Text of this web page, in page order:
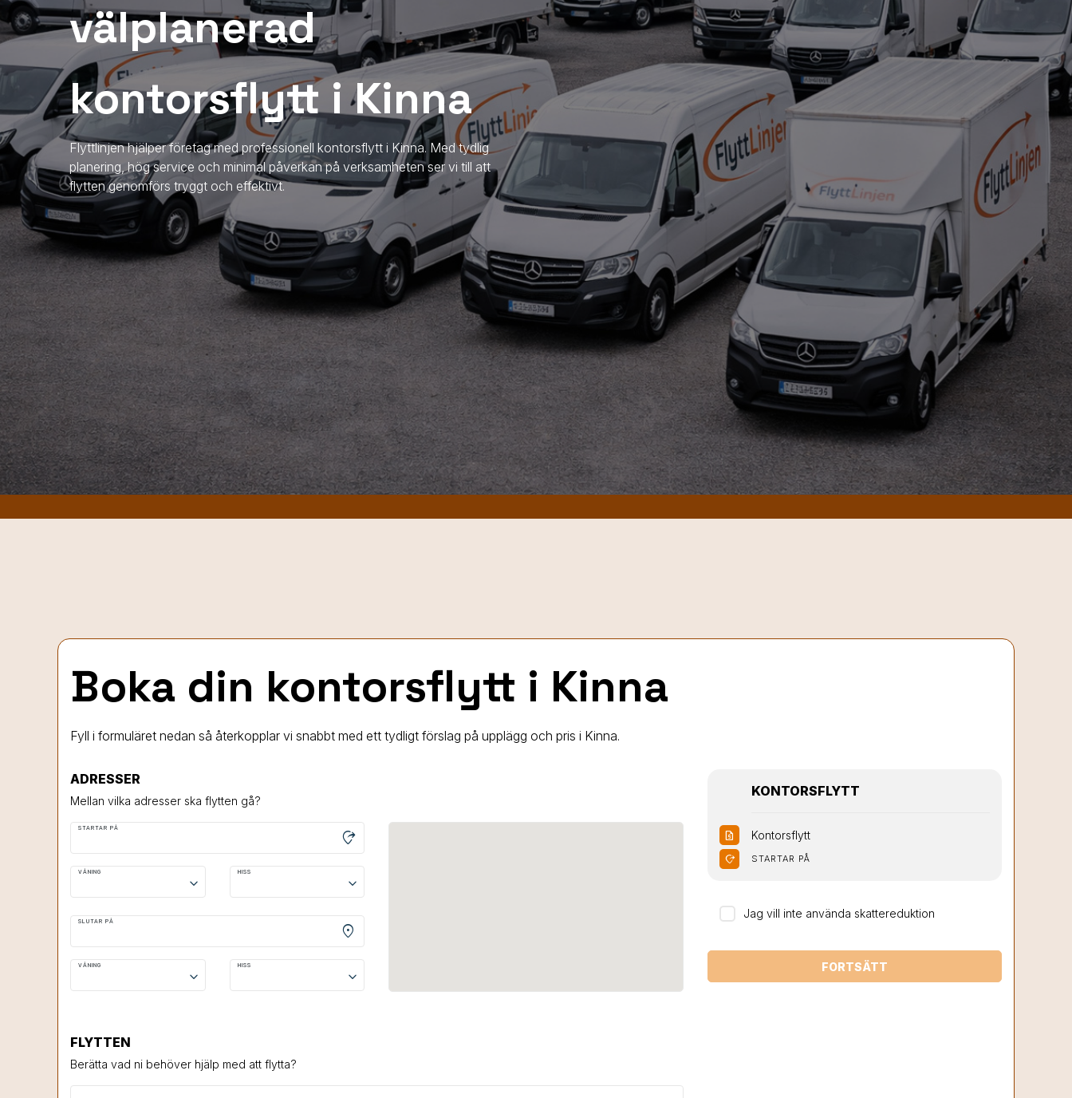
välplanerad
kontorsflytt i Kinna
Flyttlinjen hjälper företag med professionell kontorsflytt i Kinna. Med tydlig
planering, hög service och minimal påverkan på verksamheten ser vi till att
flytten genomförs tryggt och effektivt.
Boka din kontorsflytt i Kinna
Fyll i formuläret nedan så återkopplar vi snabbt med ett tydligt förslag på upplägg och pris i Kinna.
ADRESSER
Mellan vilka adresser ska flytten gå?
STARTAR PÅ
moved_location
VÅNING
keyboard_arrow_down
HISS
keyboard_arrow_down
SLUTAR PÅ
location_on
VÅNING
keyboard_arrow_down
HISS
keyboard_arrow_down
FLYTTEN
Berätta vad ni behöver hjälp med att flytta?
KONTORSFLYTT
request_quote Kontorsflytt
moved_location STARTAR PÅ
Jag vill inte använda skattereduktion
FORTSÄTT